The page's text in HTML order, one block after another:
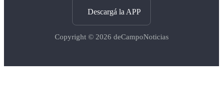
Descargá la APP
Copyright © 2026 deCampoNoticias